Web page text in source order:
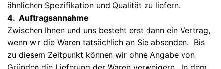
ähnlichen Spezifikation und Qualität zu liefern.
4. Auftragsannahme
Zwischen Ihnen und uns besteht erst dann ein Vertrag,
wenn wir die Waren tatsächlich an Sie absenden. Bis
zu diesem Zeitpunkt können wir ohne Angabe von